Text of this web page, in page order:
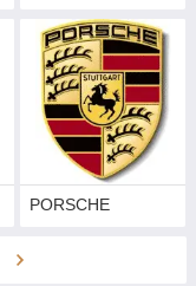
PORSCHE